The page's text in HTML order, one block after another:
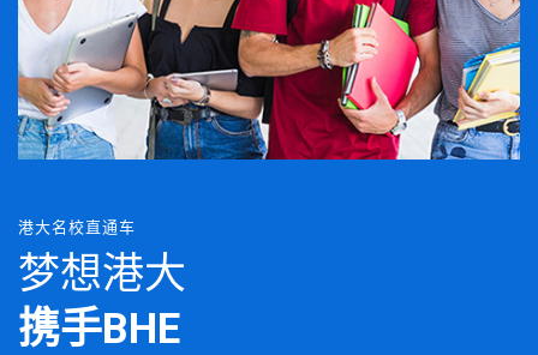
港大名校直通车
梦想港大
携手BHE